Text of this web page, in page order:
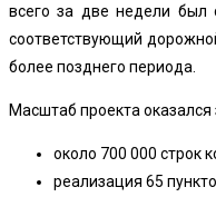
всего за две недели был
соответствующий
более позднего периода.
Масштаб проекта
около 700 000 строк
реализация 65